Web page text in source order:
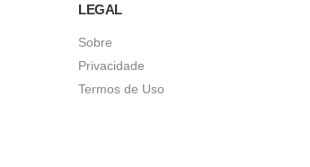
LEGAL
Sobre
Privacidade
Termos de Uso